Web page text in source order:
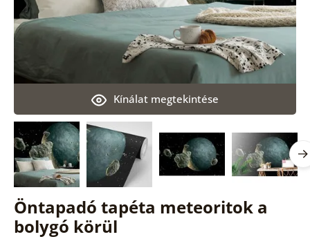
Öntapadó tapéta meteoritok a
bolygó körül
Kínálat megtekintése